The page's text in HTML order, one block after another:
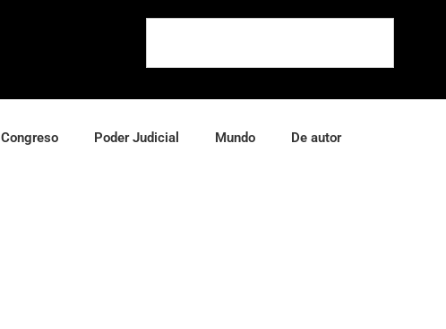
Congreso Poder Judicial Mundo De autor